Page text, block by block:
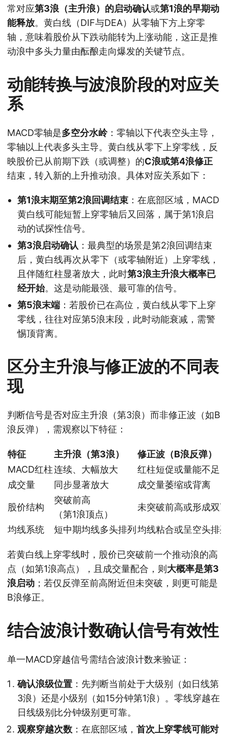
常对应第3浪（主升浪）的启动确认或第1浪的早期动
能释放。黄白线（DIF与DEA）从零轴下方上穿零
轴，意味着股价从下跌动能转为上涨动能，这正是推
动浪中多头力量由酝酿走向爆发的关键节点。
动能转换与波浪阶段的对应关
系
MACD零轴是多空分水岭：零轴以下代表空头主导，
零轴以上代表多头主导。黄白线从零下上穿零线，反
映股价已从前期下跌（或调整）的C浪或第4浪修正
结束，转入新的上升推动浪。具体对应关系如下：
第1浪末期至第2浪回调结束 ：在底部区域，MACD
黄白线可能短暂上穿零轴后又回落，属于第1浪启
动的试探性信号。
第3浪启动确认 ：最典型的场景是第2浪回调结束
后，黄白线再次从零下（或零轴附近）上穿零线，
且伴随红柱显著放大，此时第3浪主升浪大概率已
经开始。这是动能最强、最可靠的信号。
第5浪末端 ：若股价已在高位，黄白线从零下上穿
零线，往往对应第5浪末段，此时动能衰减，需警
惕顶背离。
区分主升浪与修正波的不同表
现
判断信号是否对应主升浪（第3浪）而非修正波（如B
浪反弹），需观察以下特征：
特征 主升浪（第3浪）
修正波（B浪反弹）
MACD红柱连续、大幅放大
红柱短促或量能不足
成交量
同步显著放大 成交量萎缩或背离
股价结构
突破前高
（第1浪顶点）
未突破前高或形成双
均线系统 短中期均线多头排列均线粘合或呈空头排
若黄白线上穿零线时，股价已突破前一个推动浪的高
点（如第1浪高点），且成交量配合，则大概率是第3
浪启动 ；若仅反弹至前高附近但未突破，则更可能是
B浪修正。
结合波浪计数确认信号有效性
单一MACD穿越信号需结合波浪计数来验证：
确认浪级位置 ：先判断当前处于大级别（如日线第
3浪）还是小级别（如15分钟第1浪）。零线穿越在
日线级别比分钟级别更可靠。
观察穿越次数 ：在底部区域， 首次上穿零线可能对